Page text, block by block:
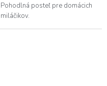
Pohodlná posteľ pre domácich
miláčikov.